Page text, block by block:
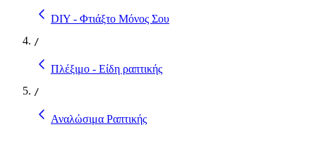
DIY - Φτιάξτο Μόνος Σου
/
Πλέξιμο - Είδη ραπτικής
/
Αναλώσιμα Ραπτικής